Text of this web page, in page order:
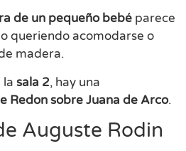
de un pequeño bebé parece
queriendo acomodarse o
de madera.
la sala 2, hay una
Redon sobre Juana de Arco.
Auguste Rodin